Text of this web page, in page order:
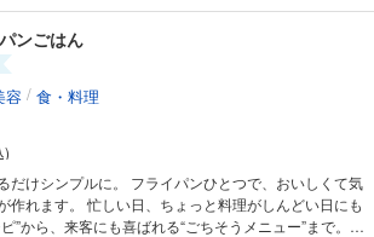
ンごはん
容 / 食・料理
)
ライパンひとつで、おいしくて気
作れます。 忙しい日、ちょっと料理がしんどい日にも
”から、来客にも喜ばれる“ごちそうメニュー”まで。